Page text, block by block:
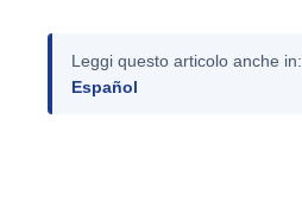
Leggi questo articolo anche in:
Español